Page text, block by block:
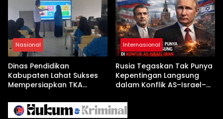
Nasional
Dinas Pendidikan
Kabupaten Lahat Sukses
Mempersiapkan TKA
Pembekalan Latihan Soal
Tanpa Internet
Internasional
Rusia Tegaskan Tak Punya
Kepentingan Langsung
dalam Konflik AS–Israel–